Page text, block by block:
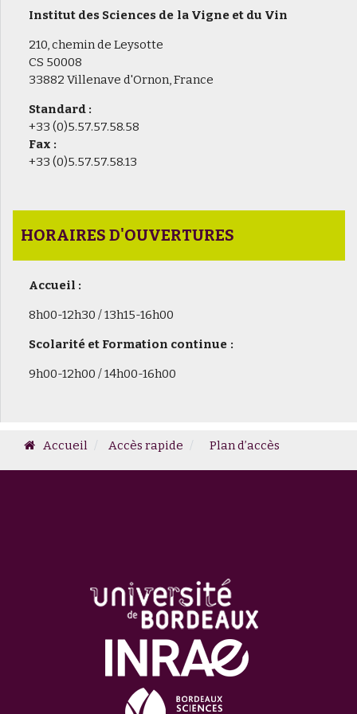
Institut des Sciences de la Vigne et du Vin
210, chemin de Leysotte
CS 50008
33882 Villenave d'Ornon, France
Standard :
+33 (0)5.57.57.58.58
Fax :
+33 (0)5.57.57.58.13
HORAIRES D'OUVERTURES
Accueil :
8h00-12h30 / 13h15-16h00
Scolarité et Formation continue :
9h00-12h00 / 14h00-16h00
Accueil Accès rapide Plan d’accès